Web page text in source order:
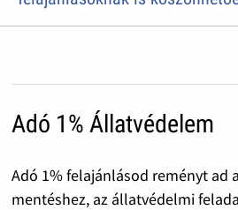
Adó 1% Állatvédelem
Adó 1% felajánlásod reményt ad
mentéshez, az állatvédelmi